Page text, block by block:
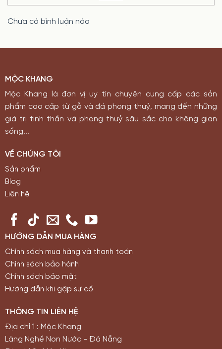
Chưa có bình luận nào
MỘC KHANG
Mộc Khang là đơn vị uy tín chuyên cung cấp các sản
phẩm cao cấp từ gỗ và đá phong thuỷ, mang đến những
giá trị tinh thần và phong thuỷ sâu sắc cho không gian
sống...
VỀ CHÚNG TÔI
Sản phẩm
Blog
Liên hệ
HƯỚNG DẪN MUA HÀNG
Chính sách mua hàng và thanh toán
Chính sách bảo hành
Chính sách bảo mật
Hướng dẫn khi gặp sự cố
THÔNG TIN LIÊN HỆ
Địa chỉ 1 : Mộc Khang
Làng Nghề Non Nước - Đà Nẵng